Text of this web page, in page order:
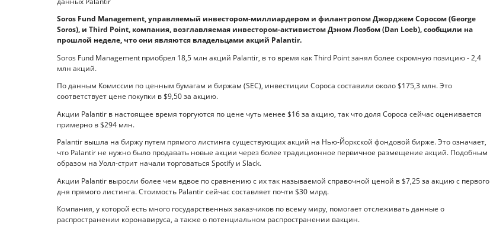
Soros Fund Management, управляемый инвестором-миллиардером и филантропом Джорджем Соросом (George
Soros), и Third Point, компания, возглавляемая инвестором-активистом Дэном Лоэбом (Dan Loeb), сообщили на
прошлой неделе, что они являются владельцами акций Palantir.
Soros Fund Management приобрел 18,5 млн акций Palantir, в то время как Third Point занял более скромную позицию - 2,4
млн акций.
По данным Комиссии по ценным бумагам и биржам (SEC), инвестиции Сороса составили около $175,3 млн. Это
соответствует цене покупки в $9,50 за акцию.
Акции Palantir в настоящее время торгуются по цене чуть менее $16 за акцию, так что доля Сороса сейчас оценивается
примерно в $294 млн.
Palantir вышла на биржу путем прямого листинга существующих акций на Нью-Йоркской фондовой бирже. Это означает,
что Palantir не нужно было продавать новые акции через более традиционное первичное размещение акций. Подобным
образом на Уолл-стрит начали торговаться Spotify и Slack.
Акции Palantir выросли более чем вдвое по сравнению с их так называемой справочной ценой в $7,25 за акцию с первого
дня прямого листинга. Стоимость Palantir сейчас составляет почти $30 млрд.
Компания, у которой есть много государственных заказчиков по всему миру, помогает отслеживать данные о
распространении коронавируса, а также о потенциальном распространении вакцин.